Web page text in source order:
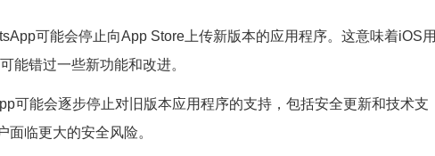
可能会停止向App Store上传新版本的应用程序。这意味着iOS用
能错过一些新功能和改进。
可能会逐步停止对旧版本应用程序的支持，包括安全更新和技术支
临更大的安全风险。